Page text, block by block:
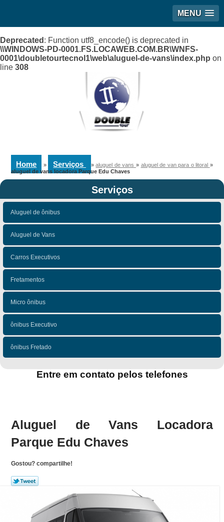
MENU
Deprecated : Function utf8_encode() is deprecated in
\\WINDOWS-PD-0001.FS.LOCAWEB.COM.BR\WNFS-
0001\doubletourtecnol1\web\aluguel-de-vans\index.php on
line 308
Home » Serviços »aluguel de vans » aluguel de van para o litoral »
aluguel de vans locadora Parque Edu Chaves
Serviços
Aluguel de ônibus
Aluguel de Vans
Carros Executivos
Fretamentos
Micro ônibus
ônibus Executivo
ônibus Fretado
Entre em contato pelos telefones
Aluguel de Vans Locadora
Parque Edu Chaves
Gostou? compartilhe!